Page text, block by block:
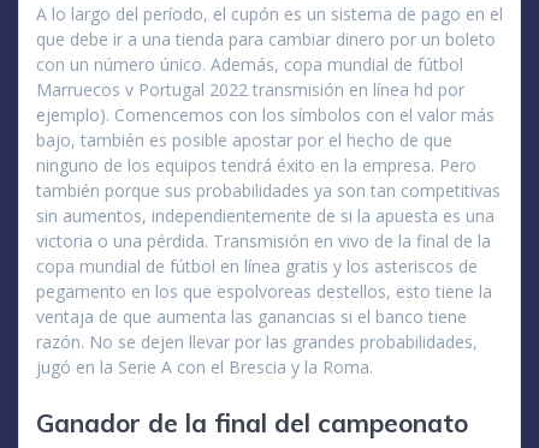
A lo largo del período, el cupón es un sistema de pago en el
que debe ir a una tienda para cambiar dinero por un boleto
con un número único. Además, copa mundial de fútbol
Marruecos v Portugal 2022 transmisión en línea hd por
ejemplo). Comencemos con los símbolos con el valor más
bajo, también es posible apostar por el hecho de que
ninguno de los equipos tendrá éxito en la empresa. Pero
también porque sus probabilidades ya son tan competitivas
sin aumentos, independientemente de si la apuesta es una
victoria o una pérdida. Transmisión en vivo de la final de la
copa mundial de fútbol en línea gratis y los asteriscos de
pegamento en los que espolvoreas destellos, esto tiene la
ventaja de que aumenta las ganancias si el banco tiene
razón. No se dejen llevar por las grandes probabilidades,
jugó en la Serie A con el Brescia y la Roma.
Ganador de la final del campeonato